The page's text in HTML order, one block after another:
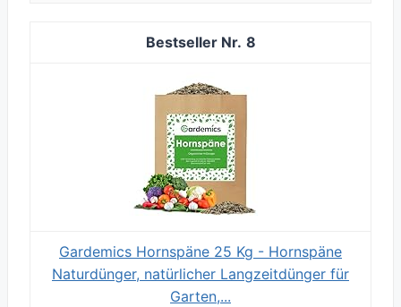
8
Gardemics Hornspäne 25 Kg - Hornspäne
Naturdünger, natürlicher Langzeitdünger für
Garten,...